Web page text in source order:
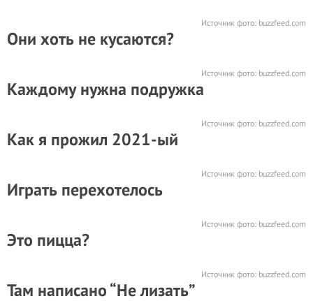
Источник фото: buzzfeed.com
Они хоть не кусаются?
Источник фото: buzzfeed.com
Каждому нужна подружка
Источник фото: buzzfeed.com
Как я прожил 2021-ый
Источник фото: buzzfeed.com
Играть перехотелось
Источник фото: buzzfeed.com
Это пицца?
Источник фото: buzzfeed.com
Там написано “Не лизать”